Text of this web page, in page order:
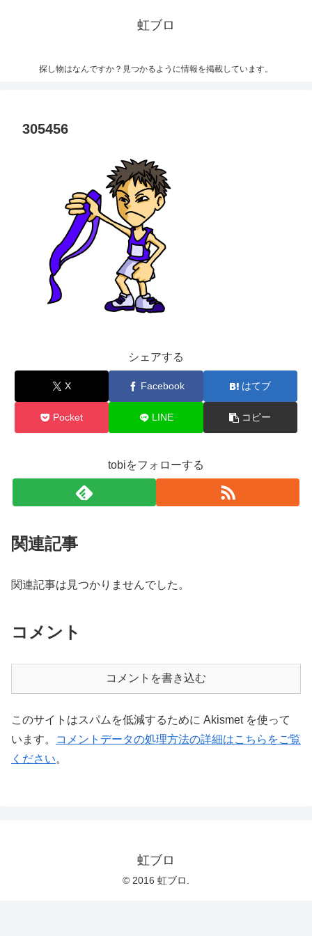
虹ブロ
探し物はなんですか？見つかるように情報を掲載しています。
305456
シェアする
X Facebook はてブ
Pocket LINE コピー
tobiをフォローする
関連記事
関連記事は見つかりませんでした。
コメント
コメントを書き込む
このサイトはスパムを低減するために Akismet を使って
います。
コメントデータの処理方法の詳細はこちらをご覧
ください。
虹ブロ
© 2016 虹ブロ.